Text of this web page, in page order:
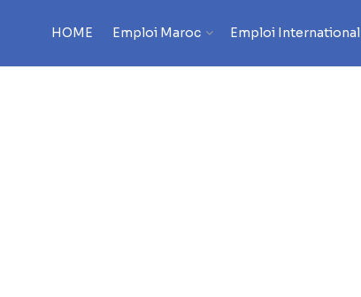
HOME Emploi Maroc Emploi International